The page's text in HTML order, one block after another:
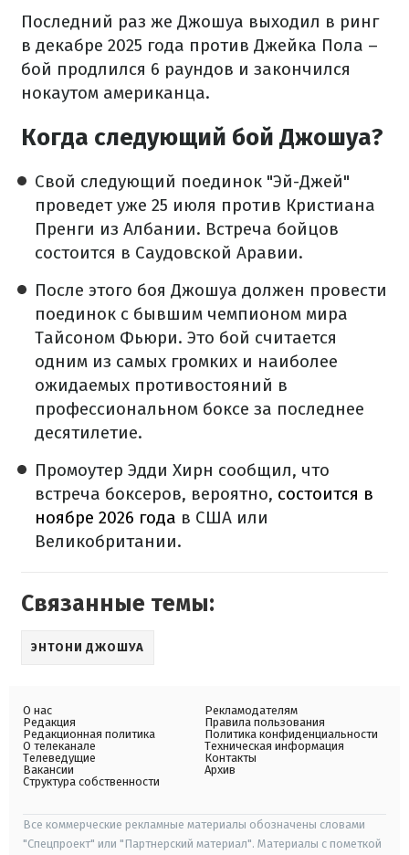
Последний раз же Джошуа выходил в ринг
в декабре 2025 года против Джейка Пола –
бой продлился 6 раундов и закончился
нокаутом американца.
Когда следующий бой Джошуа?
Свой следующий поединок "Эй-Джей"
проведет уже 25 июля против Кристиана
Пренги из Албании. Встреча бойцов
состоится в Саудовской Аравии.
После этого боя Джошуа должен провести
поединок с бывшим чемпионом мира
Тайсоном Фьюри. Это бой считается
одним из самых громких и наиболее
ожидаемых противостояний в
профессиональном боксе за последнее
десятилетие.
Промоутер Эдди Хирн сообщил, что
встреча боксеров, вероятно, состоится в
ноябре 2026 года в США или
Великобритании.
Связанные темы:
ЭНТОНИ ДЖОШУА
О нас
Редакция
Редакционная политика
О телеканале
Телеведущие
Вакансии
Структура собственности
Рекламодателям
Правила пользования
Политика конфиденциальности
Техническая информация
Контакты
Архив
Все коммерческие рекламные материалы обозначены словами
"Спецпроект" или "Партнерский материал". Материалы с пометкой